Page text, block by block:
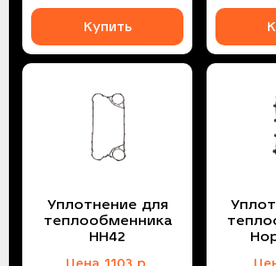
Купить
Уплотнение для
теплообменника
НН42